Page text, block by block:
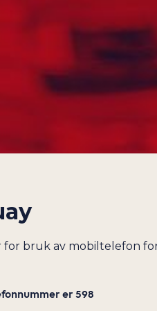
CHILE
COLOMBIA
COOKØYENE
COSTA RICA
DEN
EL SALVADOR
for bruk av mobiltelefon
er 598